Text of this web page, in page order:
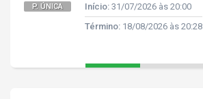
P. ÚNICA
Início: 31/07/2026 às 20:00
Término: 18/08/2026 às 20:28